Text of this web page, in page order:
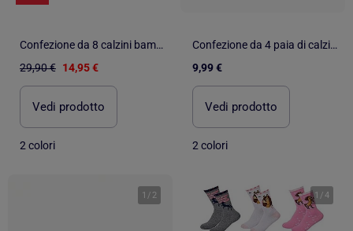
Confezione da 8 calzini bambina MONSIEUR MADAME
29,90 € 14,95 €
Vedi prodotto
2 colori
Confezione da 4 paia di calzini alla caviglia Looney Tunes
9,99 €
Vedi prodotto
2 colori
1 / 2 1 /4